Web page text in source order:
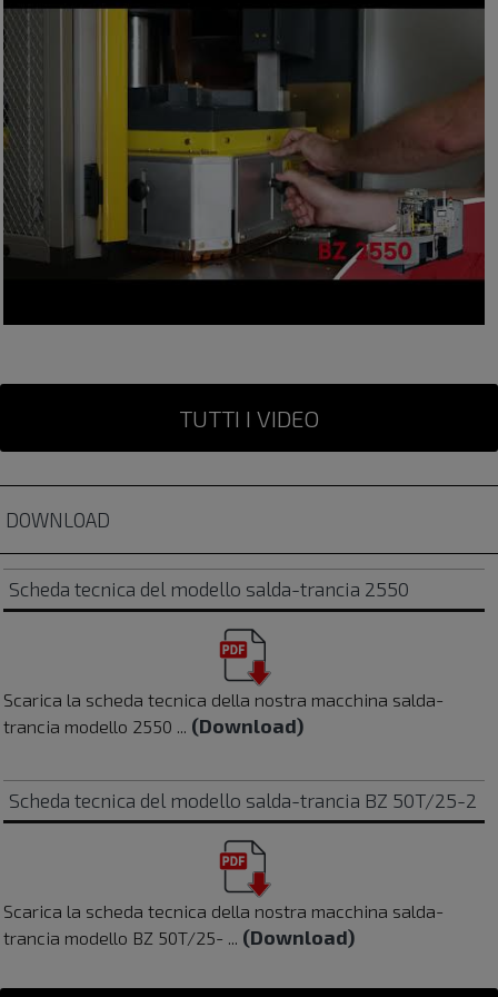
permette di sviluppare lavorazioni per numerosi
comparti produttivi.
Le macchine Bizeta sono rivolte alle aziende che
➡️pelletteriae alta moda;
➡️calzaturiero;
abbigliamento;
e sanitario;
➡️ cartotecnicae confezionamento;
➡️automotive;
➡️valigeriae borse;
Ogni applicazione viene analizzata
separatamente, perché materiali, forme,
dimensioni e requisiti produttivi possono
cambiare in modo significativo da un settore
all'altro.
DOWNLOAD
Scheda tecnica del modello salda-trancia 2550
Scarica la scheda tecnica della nostra macchina salda-
trancia modello 2550 ... (Download)
Scheda tecnica del modello salda-trancia BZ 50T/25-2
Scarica la scheda tecnica della nostra macchina salda-
trancia modello BZ 50T/25- ... (Download)